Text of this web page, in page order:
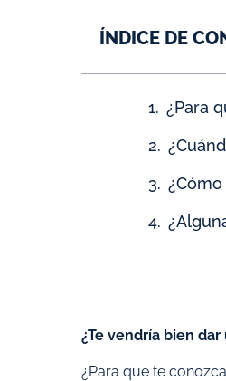
ÍNDICE DE
¿Para
¿Te vendría bien
¿Para que te